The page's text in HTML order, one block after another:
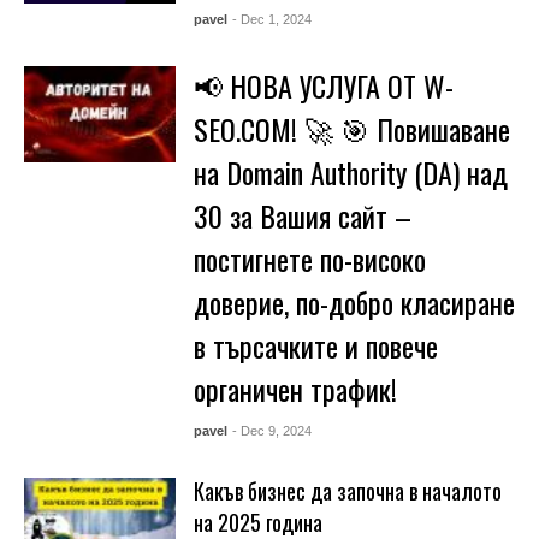
pavel - Dec 1, 2024
📢 НОВА УСЛУГА ОТ W-
SEO.COM! 🚀 🎯 Повишаване
на Domain Authority (DA) над
30 за Вашия сайт –
постигнете по-високо
доверие, по-добро класиране
в търсачките и повече
органичен трафик!
pavel - Dec 9, 2024
Какъв бизнес да започна в началото
на 2025 година